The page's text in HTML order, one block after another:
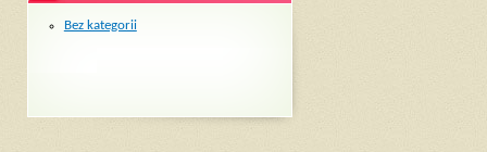
Bez kategorii